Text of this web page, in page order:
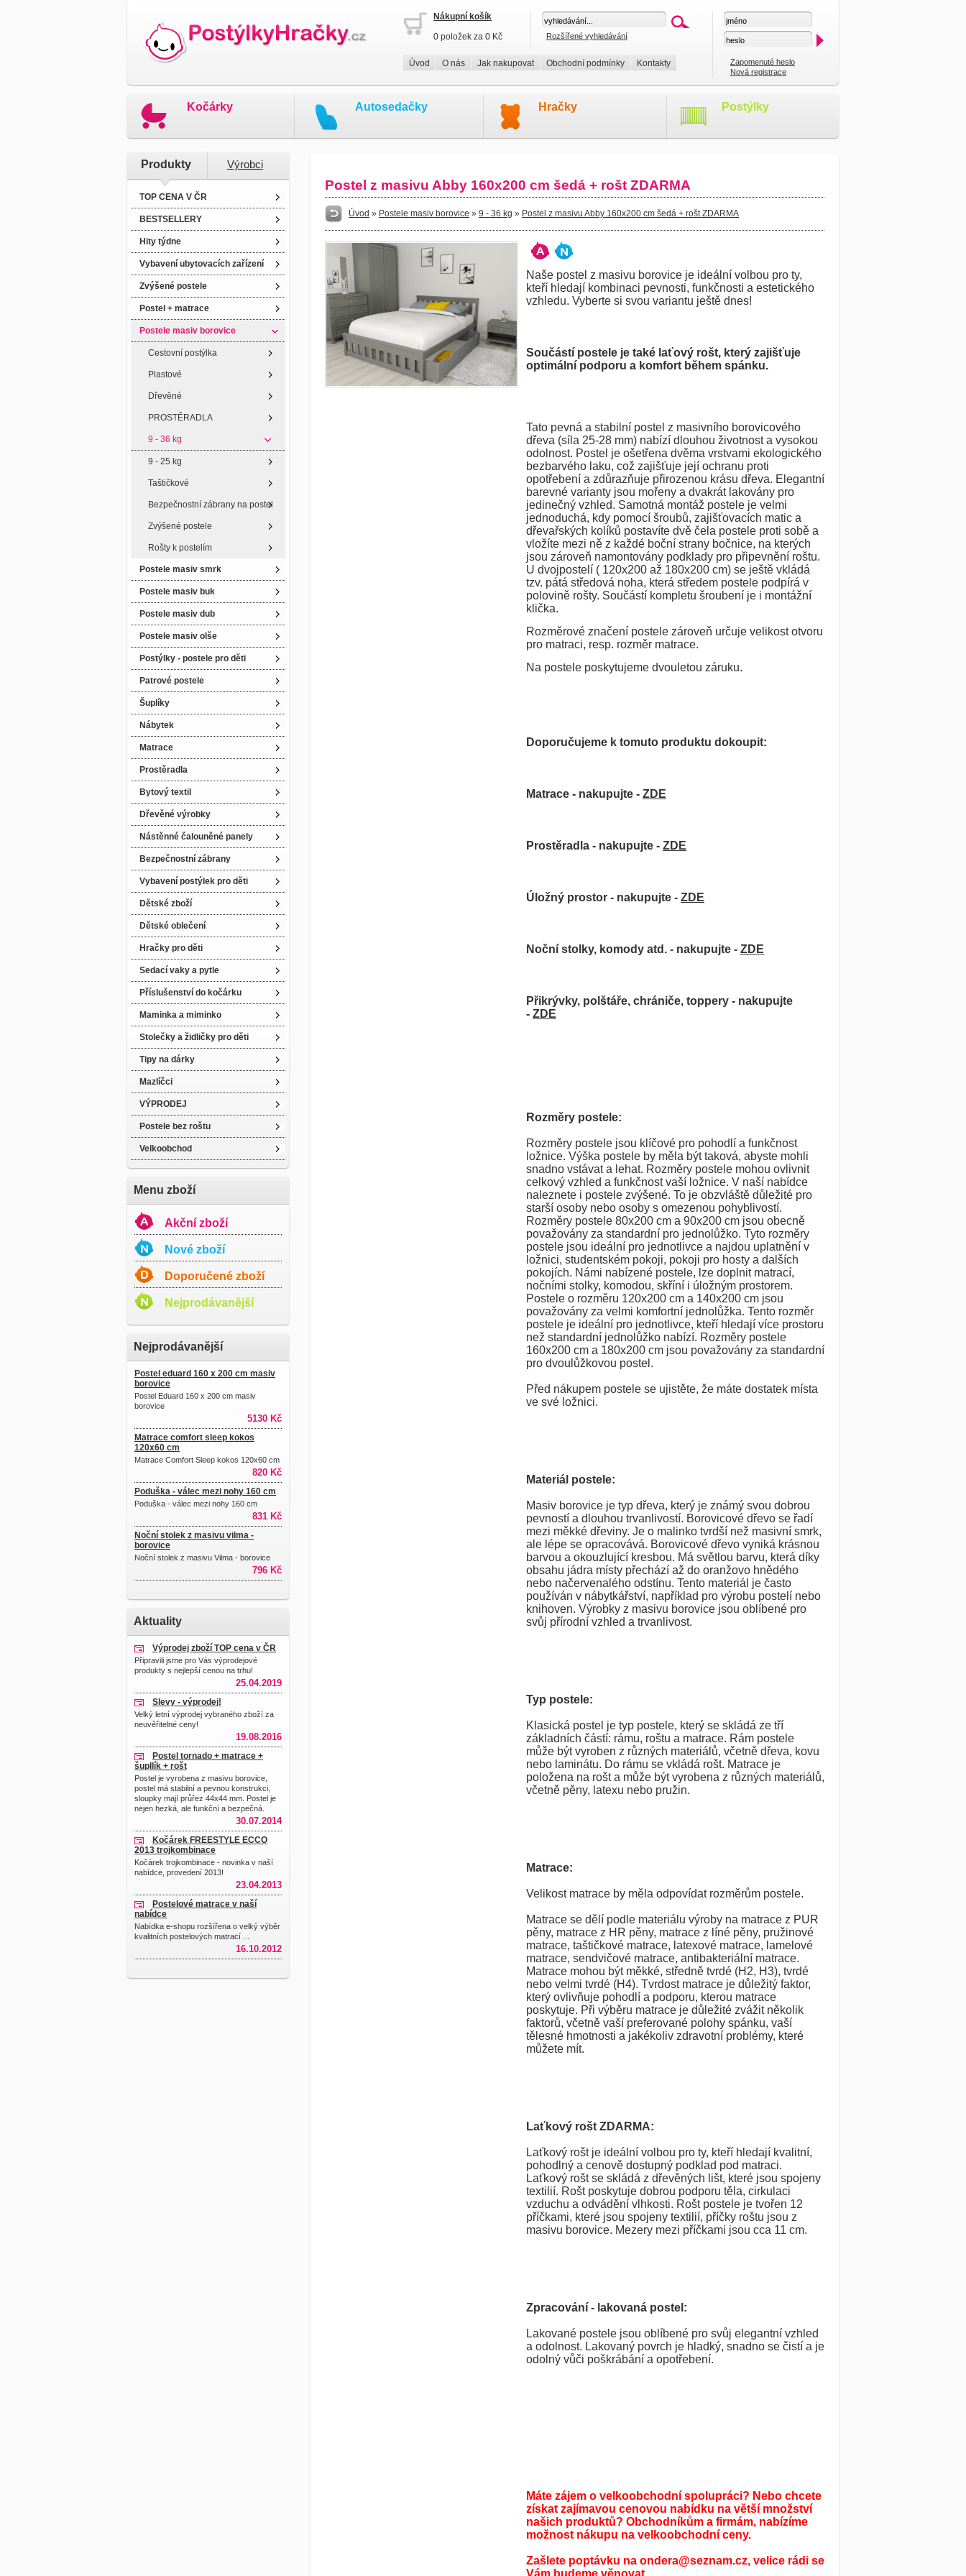
Nákupní košík
0 položek za 0 Kč
Rozšířené vyhledávání
Úvod O nás Jak nakupovat Obchodní podmínky Kontakty
Zapomenuté heslo
Nová registrace
Kočárky Autosedačky Hračky Postýlky
Produkty Výrobci
TOP CENA V ČR
BESTSELLERY
Hity týdne
Vybavení ubytovacích zařízení
Zvýšené postele
Postel + matrace
Postele masiv borovice
Cestovní postýlka
Plastové
Dřevěné
PROSTĚRADLA
9 - 36 kg
9 - 25 kg
Taštičkové
Bezpečnostní zábrany na postel
Zvýšené postele
Rošty k postelím
Postele masiv smrk
Postele masiv buk
Postele masiv dub
Postele masiv olše
Postýlky - postele pro děti
Patrové postele
Šuplíky
Nábytek
Matrace
Prostěradla
Bytový textil
Dřevěné výrobky
Nástěnné čalouněné panely
Bezpečnostní zábrany
Vybavení postýlek pro děti
Dětské zboží
Dětské oblečení
Hračky pro děti
Sedací vaky a pytle
Příslušenství do kočárku
Maminka a miminko
Stolečky a židličky pro děti
Tipy na dárky
Mazlíčci
VÝPRODEJ
Postele bez roštu
Velkoobchod
Menu zboží
Akční zboží
Nové zboží
Doporučené zboží
Nejprodávanější
Nejprodávanější
Postel eduard 160 x 200 cm masiv
borovice
Postel Eduard 160 x 200 cm masiv
borovice
5130 Kč
Matrace comfort sleep kokos
120x60 cm
Matrace Comfort Sleep kokos 120x60 cm
820 Kč
Poduška - válec mezi nohy 160 cm
Poduška - válec mezi nohy 160 cm
831 Kč
Noční stolek z masivu vilma -
borovice
Noční stolek z masivu Vilma - borovice
796 Kč
Aktuality
Výprodej zboží TOP cena v ČR
Připravili jsme pro Vás výprodejové
produkty s nejlepší cenou na trhu!
25.04.2019
Slevy - výprodej!
Velký letní výprodej vybraného zboží za
neuvěřitelné ceny!
19.08.2016
Postel tornado + matrace +
šupllík + rošt
Postel je vyrobena z masivu borovice,
postel má stabilní a pevnou konstrukci,
sloupky mají průřez 44x44 mm. Postel je
nejen hezká, ale funkční a bezpečná.
30.07.2014
Kočárek FREESTYLE ECCO
2013 trojkombinace
Kočárek trojkombinace - novinka v naší
nabídce, provedení 2013!
23.04.2013
Postelové matrace v naší
nabídce
Nabídka e-shopu rozšířena o velký výběr
kvalitních postelových matrací ...
16.10.2012
Postel z masivu Abby 160x200 cm šedá + rošt ZDARMA
Úvod » Postele masiv borovice » 9 - 36 kg » Postel z masivu Abby 160x200 cm šedá + rošt ZDARMA
Naše postel z masivu borovice je ideální volbou pro ty,
kteří hledají kombinaci pevnosti, funkčnosti a estetického
vzhledu. Vyberte si svou variantu ještě dnes!
Součástí postele je také laťový rošt, který zajišťuje
optimální podporu a komfort během spánku.
Tato pevná a stabilní postel z masivního borovicového
dřeva (síla 25-28 mm) nabízí dlouhou životnost a vysokou
odolnost. Postel je ošetřena dvěma vrstvami ekologického
bezbarvého laku, což zajišťuje její ochranu proti
opotřebení a zdůrazňuje přirozenou krásu dřeva. Elegantní
barevné varianty jsou mořeny a dvakrát lakovány pro
jedinečný vzhled. Samotná montáž postele je velmi
jednoduchá, kdy pomocí šroubů, zajišťovacích matic a
dřevařských kolíků postavíte dvě čela postele proti sobě a
vložíte mezi ně z každé boční strany bočnice, na kterých
jsou zároveň namontovány podklady pro připevnění roštu.
U dvojpostelí ( 120x200 až 180x200 cm) se ještě vkládá
tzv. pátá středová noha, která středem postele podpírá v
polovině rošty. Součástí kompletu šroubení je i montážní
klička.
Rozměrové značení postele zároveň určuje velikost otvoru
pro matraci, resp. rozměr matrace.
Na postele poskytujeme dvouletou záruku.
Doporučujeme k tomuto produktu dokoupit:
Matrace - nakupujte - ZDE
Prostěradla - nakupujte - ZDE
Úložný prostor - nakupujte - ZDE
Noční stolky, komody atd. - nakupujte - ZDE
Přikrývky, polštáře, chrániče, toppery - nakupujte
- ZDE
Rozměry postele:
Rozměry postele jsou klíčové pro pohodlí a funkčnost
ložnice. Výška postele by měla být taková, abyste mohli
snadno vstávat a lehat. Rozměry postele mohou ovlivnit
celkový vzhled a funkčnost vaší ložnice. V naší nabídce
naleznete i postele zvýšené. To je obzvláště důležité pro
starší osoby nebo osoby s omezenou pohyblivostí.
Rozměry postele 80x200 cm a 90x200 cm jsou obecně
považovány za standardní pro jednolůžko. Tyto rozměry
postele jsou ideální pro jednotlivce a najdou uplatnění v
ložnici, studentském pokoji, pokoji pro hosty a dalších
pokojích. Námi nabízené postele, lze doplnit matrací,
nočními stolky, komodou, skříní i úložným prostorem.
Postele o rozměru 120x200 cm a 140x200 cm jsou
považovány za velmi komfortní jednolůžka. Tento rozměr
postele je ideální pro jednotlivce, kteří hledají více prostoru
než standardní jednolůžko nabízí. Rozměry postele
160x200 cm a 180x200 cm jsou považovány za standardní
pro dvoulůžkovou postel.
Před nákupem postele se ujistěte, že máte dostatek místa
ve své ložnici.
Materiál postele:
Masiv borovice je typ dřeva, který je známý svou dobrou
pevností a dlouhou trvanlivostí. Borovicové dřevo se řadí
mezi měkké dřeviny. Je o malinko tvrdší než masivní smrk,
ale lépe se opracovává. Borovicové dřevo vyniká krásnou
barvou a okouzlující kresbou. Má světlou barvu, která díky
obsahu jádra místy přechází až do oranžovo hnědého
nebo načervenalého odstínu. Tento materiál je často
používán v nábytkářství, například pro výrobu postelí nebo
knihoven. Výrobky z masivu borovice jsou oblíbené pro
svůj přírodní vzhled a trvanlivost.
Typ postele:
Klasická postel je typ postele, který se skládá ze tří
základních částí: rámu, roštu a matrace. Rám postele
může být vyroben z různých materiálů, včetně dřeva, kovu
nebo laminátu. Do rámu se vkládá rošt. Matrace je
položena na rošt a může být vyrobena z různých materiálů,
včetně pěny, latexu nebo pružin.
Matrace:
Velikost matrace by měla odpovídat rozměrům postele.
Matrace se dělí podle materiálu výroby na matrace z PUR
pěny, matrace z HR pěny, matrace z líné pěny, pružinové
matrace, taštičkové matrace, latexové matrace, lamelové
matrace, sendvičové matrace, antibakteriální matrace.
Matrace mohou být měkké, středně tvrdé (H2, H3), tvrdé
nebo velmi tvrdé (H4). Tvrdost matrace je důležitý faktor,
který ovlivňuje pohodlí a podporu, kterou matrace
poskytuje. Při výběru matrace je důležité zvážit několik
faktorů, včetně vaší preferované polohy spánku, vaší
tělesné hmotnosti a jakékoliv zdravotní problémy, které
můžete mít.
Laťkový rošt ZDARMA:
Laťkový rošt je ideální volbou pro ty, kteří hledají kvalitní,
pohodlný a cenově dostupný podklad pod matraci.
Laťkový rošt se skládá z dřevěných lišt, které jsou spojeny
textilií. Rošt poskytuje dobrou podporu těla, cirkulaci
vzduchu a odvádění vlhkosti. Rošt postele je tvořen 12
příčkami, které jsou spojeny textilií, příčky roštu jsou z
masivu borovice. Mezery mezi příčkami jsou cca 11 cm.
Zpracování - lakovaná postel:
Lakované postele jsou oblíbené pro svůj elegantní vzhled
a odolnost. Lakovaný povrch je hladký, snadno se čistí a je
odolný vůči poškrábání a opotřebení.
Máte zájem o velkoobchodní spolupráci? Nebo chcete
získat zajímavou cenovou nabídku na větší množství
našich produktů? Obchodníkům a firmám, nabízíme
možnost nákupu na velkoobchodní ceny.
Zašlete poptávku na ondera@seznam.cz, velice rádi se
Vám budeme věnovat.